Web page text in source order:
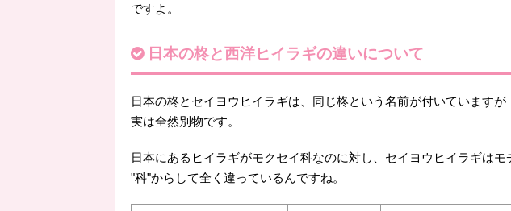
ですよ。
日本の柊と西洋ヒイラギの違いについて
日本の柊とセイヨウヒイラギは、同じ柊という名前が付いていますが
実は全然別物です。
日本にあるヒイラギがモクセイ科なのに対し、セイヨウヒイラギはモ
"科"からして全く違っているんですね。